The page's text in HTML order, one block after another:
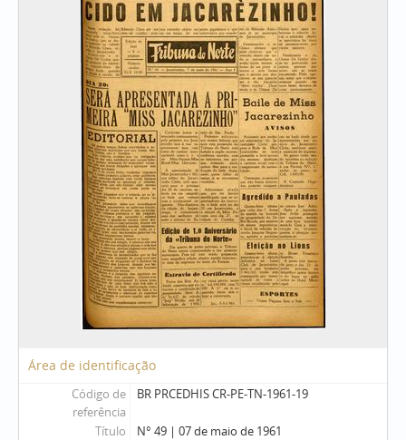
Área de identificação
Código de
referência
BR PRCEDHIS CR-PE-TN-1961-19
Título
N° 49 | 07 de maio de 1961